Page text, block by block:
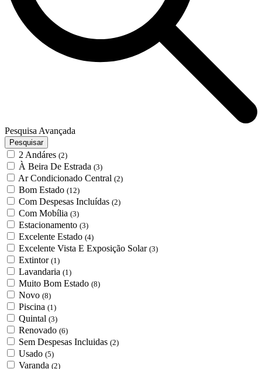
Pesquisa Avançada
Pesquisar
2 Andáres (2)
À Beira De Estrada (3)
Ar Condicionado Central (2)
Bom Estado (12)
Com Despesas Incluídas (2)
Com Mobília (3)
Estacionamento (3)
Excelente Estado (4)
Excelente Vista E Exposição Solar (3)
Extintor (1)
Lavandaria (1)
Muito Bom Estado (8)
Novo (8)
Piscina (1)
Quintal (3)
Renovado (6)
Sem Despesas Incluidas (2)
Usado (5)
Varanda (2)